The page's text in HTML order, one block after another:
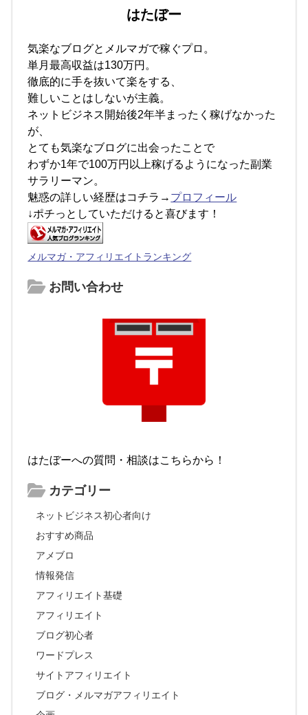
はたぼー
気楽なブログとメルマガで稼ぐプロ。
単月最高収益は130万円。
徹底的に手を抜いて楽をする、
難しいことはしないが主義。
ネットビジネス開始後2年半まったく稼げなかった
が、
とても気楽なブログに出会ったことで
わずか1年で100万円以上稼げるようになった副業
サラリーマン。
魅惑の詳しい経歴はコチラ→ プロフィール
↓ポチっとしていただけると喜びます！
メルマガ・アフィリエイトランキング
お問い合わせ
はたぼーへの質問・相談はこちらから！
カテゴリー
ネットビジネス初心者向け
おすすめ商品
アメブロ
情報発信
アフィリエイト基礎
アフィリエイト
ブログ初心者
ワードプレス
サイトアフィリエイト
ブログ・メルマガアフィリエイト